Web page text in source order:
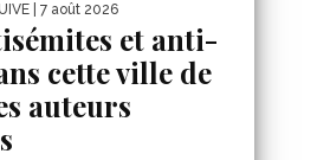
| 7 août 2026
et anti-
cette ville de
auteurs